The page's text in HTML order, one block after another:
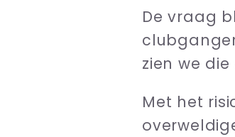
De vraag
zien we
Met het